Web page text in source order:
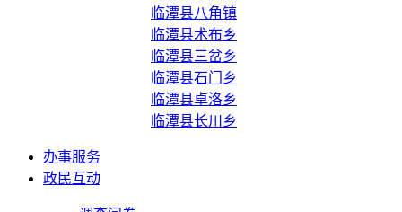
临潭县八角镇
临潭县术布乡
临潭县三岔乡
临潭县石门乡
临潭县卓洛乡
临潭县长川乡
办事服务
政民互动